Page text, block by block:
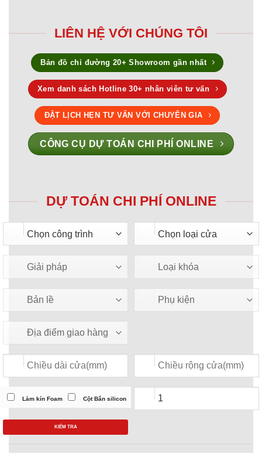
LIÊN HỆ VỚI CHÚNG TÔI
Bản đồ chỉ đường 20+ Showroom gần nhất
Xem danh sách Hotline 30+ nhân viên tư vấn
ĐẶT LỊCH HẸN TƯ VẤN VỚI CHUYÊN GIA
CÔNG CỤ DỰ TOÁN CHI PHÍ ONLINE
DỰ TOÁN CHI PHÍ ONLINE
Làm kín Foam Cột Bắn silicon
KIỂM TRA